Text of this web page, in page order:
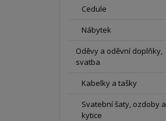
Cedule
Nábytek
Oděvy a oděvní doplňky,
svatba
Kabelky a tašky
Svatební šaty, ozdoby a
kytice